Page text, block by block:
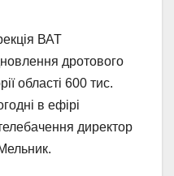
ВАТ
дротового
області 600 тис.
в ефірі
директор